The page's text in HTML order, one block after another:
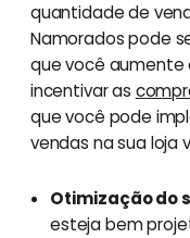
quantidade de
Namorados pode
que você aumente
incentivar as
que você pode
vendas na sua loja
Otimização do
esteja bem